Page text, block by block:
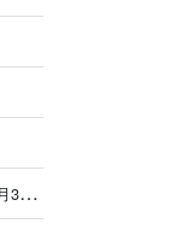
】